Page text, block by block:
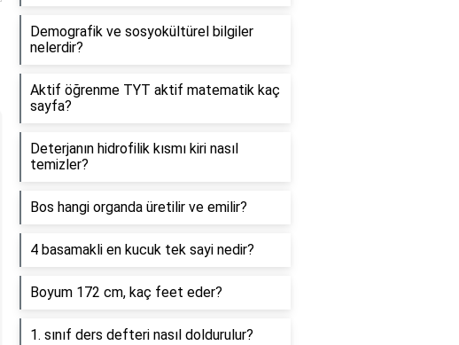
Demografik ve sosyokültürel bilgiler
nelerdir?
Aktif öğrenme TYT aktif matematik kaç
sayfa?
Deterjanın hidrofilik kısmı kiri nasıl
temizler?
Bos hangi organda üretilir ve emilir?
4 basamakli en kucuk tek sayi nedir?
Boyum 172 cm, kaç feet eder?
1. sınıf ders defteri nasıl doldurulur?